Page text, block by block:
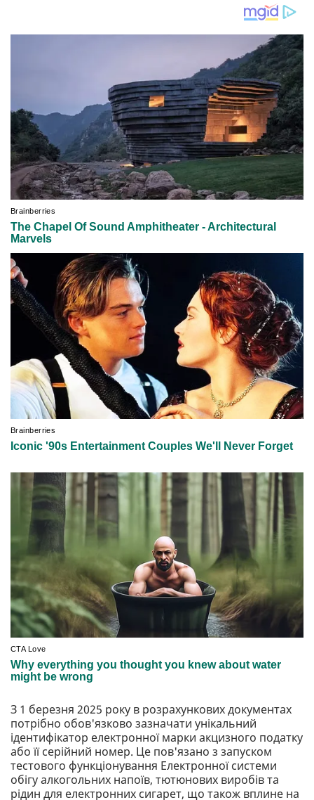
З 1 березня 2025 року в розрахункових документах
потрібно обов'язково зазначати унікальний
ідентифікатор електронної марки акцизного податку
або її серійний номер. Це пов'язано з запуском
тестового функціонування Електронної системи
обігу алкогольних напоїв, тютюнових виробів та
рідин для електронних сигарет, що також вплине на